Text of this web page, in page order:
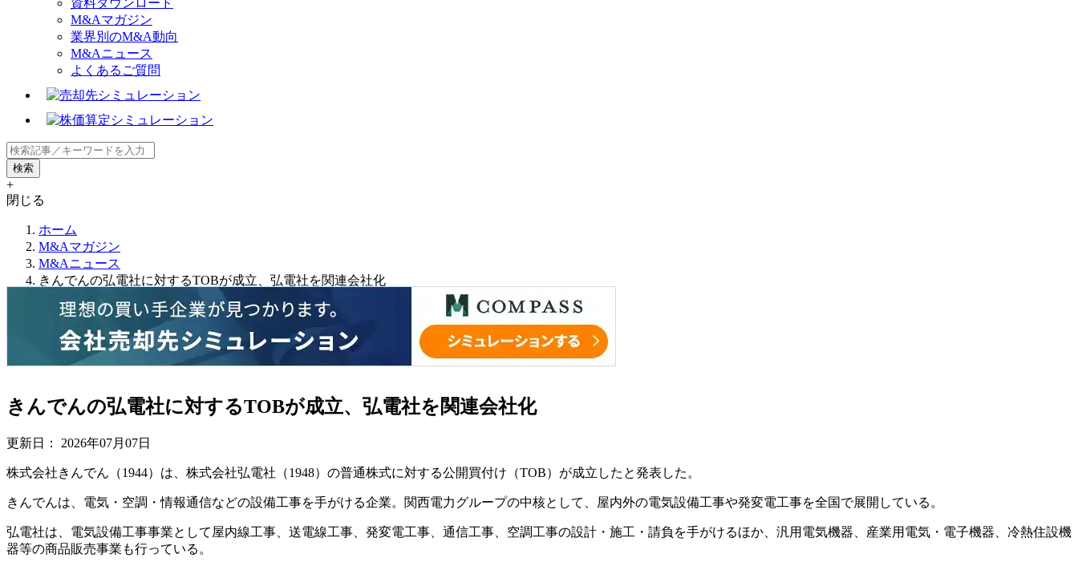
M&Aマガジン
業界別のM&A動向
M&Aニュース
よくあるご質問
+
閉じる
ホーム
M&Aマガジン
M&Aニュース
きんでんの弘電社に対するTOBが成立、弘電社を関連会社化
きんでんの弘電社に対するTOBが成立、弘電社を関連会社化
更新日： 2026年07月07日
株式会社きんでん（1944）は、株式会社弘電社（1948）の普通株式に対する公開買付け（TOB）が成立したと発表した。
きんでんは、電気・空調・情報通信などの設備工事を手がける企業。関西電力グループの中核として、屋内外の電気設備工事や発変電工事を全国で展開している。
弘電社は、電気設備工事事業として屋内線工事、送電線工事、発変電工事、通信工事、空調工事の設計・施工・請負を手がけるほか、汎用電気機器、産業用電気・電子機器、冷熱住設機
器等の商品販売事業も行っている。